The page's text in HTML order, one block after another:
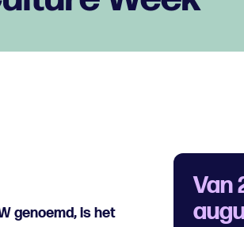
genoemd, is het
Van